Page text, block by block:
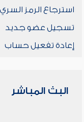
استرجاع الرمز السري
تسجيل عضو جديد
إعادة تفعيل حساب
البث المباشر